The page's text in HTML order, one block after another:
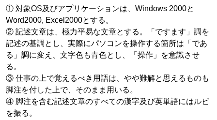
① 対象OS及びアプリケーションは、Windows 2000と
Word2000, Excel2000とする。
② 記述文章は、極力平易な文章とする。「ですます」調を
記述の基調とし、実際にパソコンを操作する箇所は「であ
る」調に変え、文字色も青色とし、「操作」を意識させ
る。
③ 仕事の上で覚えるべき用語は、やや難解と思えるものも
脚注を付した上で、そのまま用いる。
④ 脚注を含む記述文章のすべての漢字及び英単語にはルビ
を振る。